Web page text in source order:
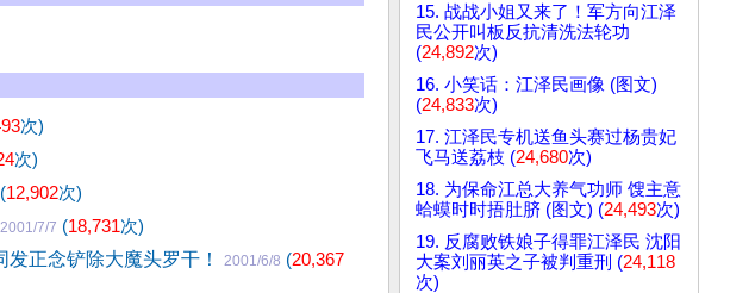
次)
次)
(12,902次)
2001/7/7 (18,731次)
发正念铲除大魔头罗干！
2001/6/8 (20,367
15. 战战小姐又来了！军方向江泽
民公开叫板反抗清洗法轮功
(24,892次)
16. 小笑话：江泽民画像 (图文)
(24,833次)
17. 江泽民专机送鱼头赛过杨贵妃
飞马送荔枝 (24,680次)
18. 为保命江总大养气功师 馊主意
蛤蟆时时捂肚脐 (图文) (24,493次)
19. 反腐败铁娘子得罪江泽民 沈阳
大案刘丽英之子被判重刑 (24,118
次)